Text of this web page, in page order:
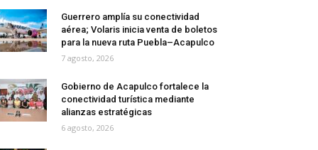
Guerrero amplía su conectividad
aérea; Volaris inicia venta de boletos
para la nueva ruta Puebla–Acapulco
7 agosto, 2026
Gobierno de Acapulco fortalece la
conectividad turística mediante
alianzas estratégicas
6 agosto, 2026